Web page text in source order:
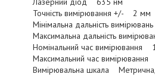
Точність вимірювання +/- 2 мм
Мінімальна дальність
Максимальна дальність
Номінальний час вимірювання
Максимальний час
Вимірювальна шкала